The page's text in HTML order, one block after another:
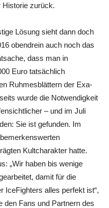
Historie zurück.
Lösung sieht dann doch
obendrein auch noch das
dass man in
Euro tatsächlich
Ruhmesblättern der Exa-
wurde die Notwendigkeit
– und im Juli
Sie ist gefunden. Im
Kultcharakter hatte.
„Wir haben bis wenige
damit für die
IceFighters alles perfekt ist“,
den Fans und Partnern des